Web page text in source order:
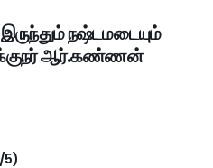
நஷ்டமடையும்
ஆர்.கண்ணன்
5)